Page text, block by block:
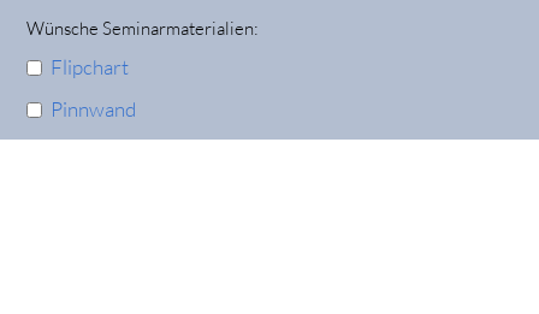
Wünsche Seminarmaterialien:
Flipchart
Pinnwand